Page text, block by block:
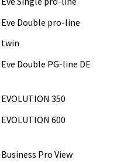
Eve Double pro-line
twin
Eve Double PG-line DE
EVOLUTION 350
EVOLUTION 600
Business Pro View